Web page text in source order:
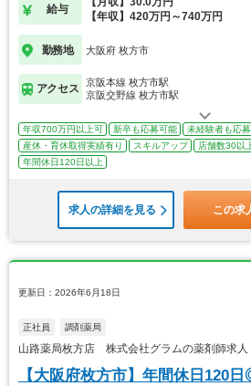
給与
【年収】420万円～740万円
勤務地 大阪府 枚方市
アクセス
京阪本線 枚方市駅
京阪交野線 枚方市駅
年収700万円以上可 新卒も応募可能 未経験者も応
産休・育休取得実績有り
スキルアップ 店舗数30以
年間休日120日以上
求人の詳細を見る この求
更新日：2026年6月18日
正社員 調剤薬局
山路薬局枚方店 株式会社グラムの薬剤師求人
【大阪府枚方市】年間休日120